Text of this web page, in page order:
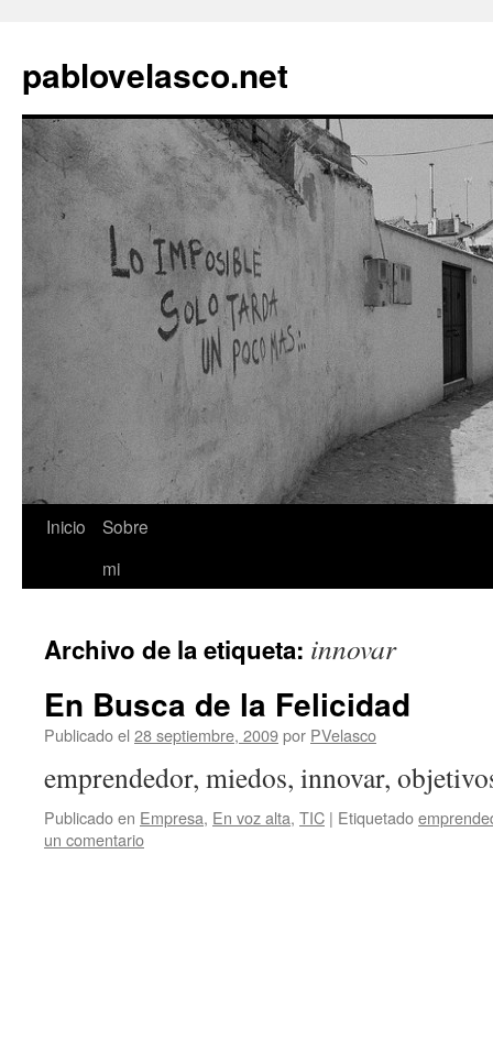
pablovelasco.net
Saltar
Inicio
Sobre
mi
Archivo de la etiqueta: innovar
En Busca de la Felicidad
Publicado el 28 septiembre, 2009por PVelasco
emprendedor, miedos, innovar,
Publicado en Empresa, En voz alta, TIC | Etiquetado
un comentario